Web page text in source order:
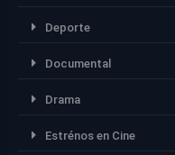
Deporte
Documental
Drama
Estrénos en Cine